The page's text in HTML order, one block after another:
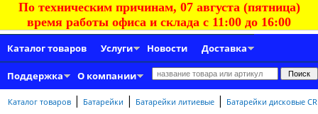
По техническим причинам, 07 августа (пятница)
время работы офиса и склада с 11:00 до 16:00
Каталог товаров Услуги Новости Доставка
Поддержка О компании
Каталог товаров | Батарейки | Батарейки литиевые | Батарейки дисковые CR